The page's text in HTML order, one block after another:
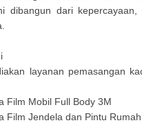
dibangun dari
layanan pemasangan
Film Mobil Full Body 3M
Film Jendela dan Pintu Rumah